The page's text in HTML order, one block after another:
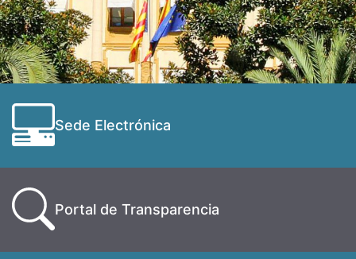
Sede Electrónica
Portal de Transparencia